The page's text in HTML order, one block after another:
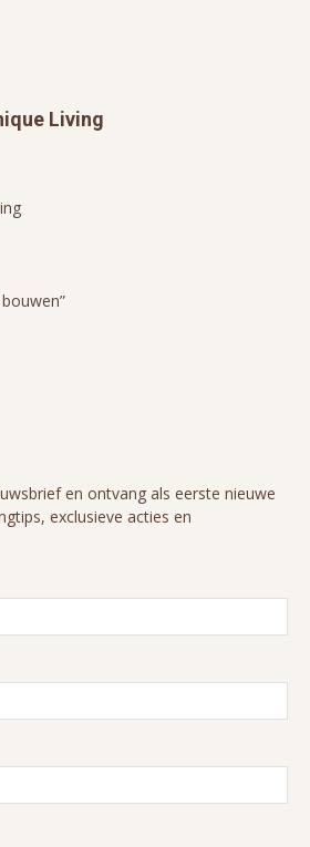
Living
en ontvang als eerste nieuwe
exclusieve acties en